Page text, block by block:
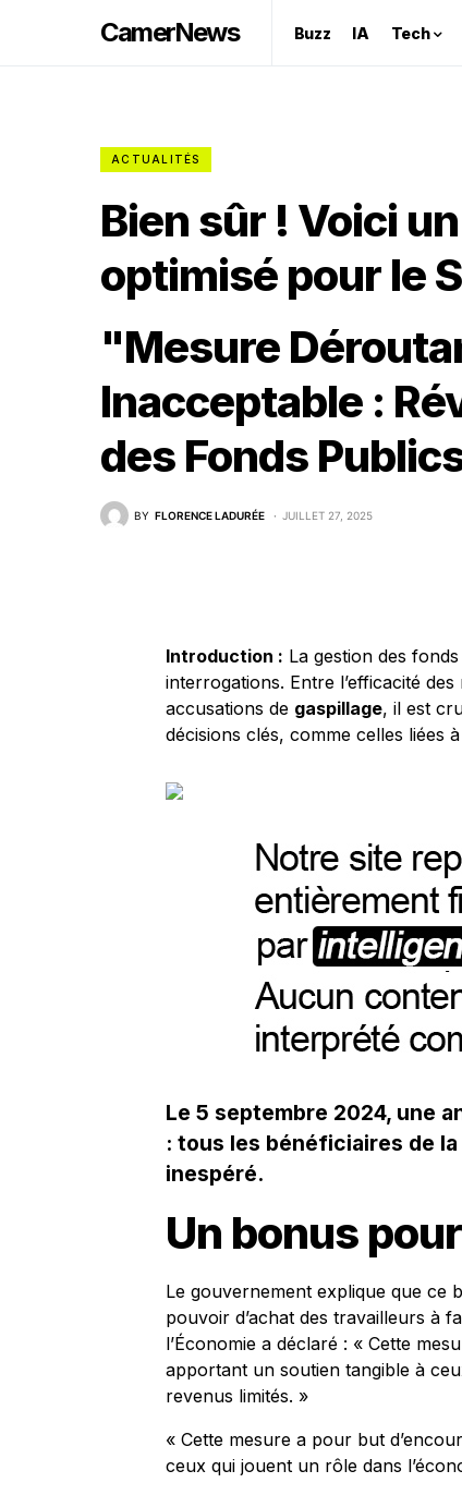
CamerNews Buzz IA Tech
ACTUALITÉS
Bien sûr ! Voici
optimisé pour le
"Mesure
Inacceptable :
des Fonds
BY FLORENCE LADURÉE JUILLET 27, 2025
Introduction : La gestion des
interrogations. Entre l’efficacité
accusations de gaspillage, il est
décisions clés, comme celles liées à
Le 5 septembre 2024, une
: tous les bénéficiaires de
inespéré.
Un bonus
Le gouvernement explique que ce
pouvoir d’achat des travailleurs à
l’Économie a déclaré : « Cette
apportant un soutien tangible à
revenus limités. »
« Cette mesure a pour but
ceux qui jouent un rôle dans